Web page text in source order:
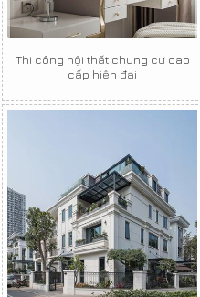
Thi công nội thất chung cư cao
cấp hiện đại